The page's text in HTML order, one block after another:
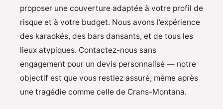
proposer une couverture adaptée à votre profil de
risque et à votre budget. Nous avons l’expérience
des karaokés, des bars dansants, et de tous les
lieux atypiques. Contactez-nous sans
engagement pour un devis personnalisé — notre
objectif est que vous restiez assuré, même après
une tragédie comme celle de Crans-Montana.